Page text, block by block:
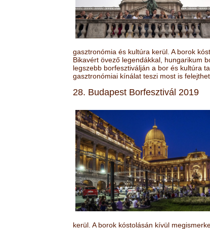
gasztronómia és kultúra kerül. A borok
Bikavért övező legendákkal, hungarikum
legszebb borfesztiválján a bor és kultúra
gasztronómiai kínálat teszi most is
28. Budapest Borfesztivál 2019
kerül. A borok kóstolásán kívül